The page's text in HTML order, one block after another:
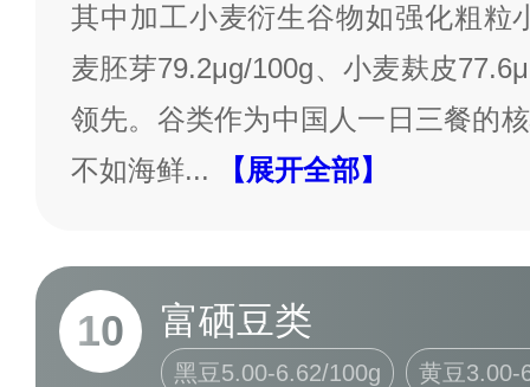
其中加工小麦衍生谷物如强化粗粒
麦胚芽79.2μg/100g、小麦麸皮
领先。谷类作为中国人一日三餐的
不如海鲜... 【展开全部】
10 富硒豆类
黑豆5.00-6.62/100g 黄豆3.00-